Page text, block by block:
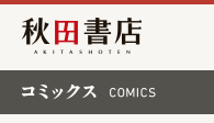
秋田書店